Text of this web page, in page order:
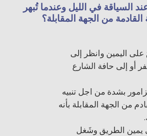
السياقة في الليل وعندما تُبهر
من الجهة المقابلة؟
اليمين وانظر إلى
أو إلى حافة الشارع
بشدة من اجل تنبيه
من الجهة المقابلة بأنه
الطريق وشَغل